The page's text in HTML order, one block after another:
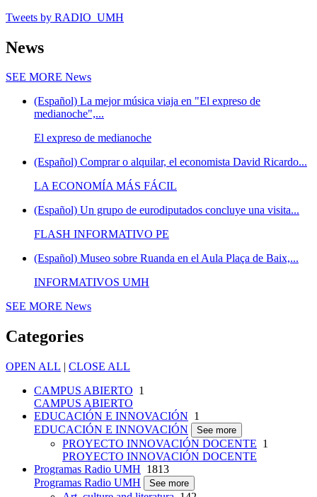
Tweets by RADIO_UMH
News
SEE MORE News
(Español) La mejor música viaja en "El expreso de
medianoche",...
El expreso de medianoche
(Español) Comprar o alquilar, el economista David Ricardo...
LA ECONOMÍA MÁS FÁCIL
(Español) Un grupo de eurodiputados concluye una visita...
FLASH INFORMATIVO PE
(Español) Museo sobre Ruanda en el Aula Plaça de Baix,...
INFORMATIVOS UMH
SEE MORE News
Categories
OPEN ALL | CLOSE ALL
CAMPUS ABIERTO 1
CAMPUS ABIERTO
EDUCACIÓN E INNOVACIÓN 1
EDUCACIÓN E INNOVACIÓN
See more
PROYECTO INNOVACIÓN DOCENTE 1
PROYECTO INNOVACIÓN DOCENTE
Programas Radio UMH 1813
Programas Radio UMH
See more